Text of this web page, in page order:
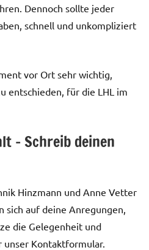
Dennoch sollte jeder
schnell und unkompliziert
vor Ort sehr wichtig,
entschieden, für die LHL im
– Schreib deinen
Hinzmann und Anne Vetter
sich auf deine Anregungen,
die Gelegenheit und
Kontaktformular.